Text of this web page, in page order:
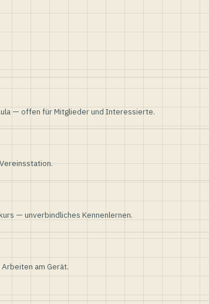
— offen für Mitglieder und Interessierte.
— unverbindliches Kennenlernen.
am Gerät.